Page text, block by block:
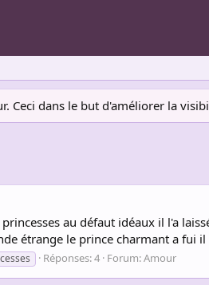
Ceci dans le but d'améliorer la
au défaut idéaux il l'a
étrange le prince charmant a fui
Réponses: 4 Forum:Amour